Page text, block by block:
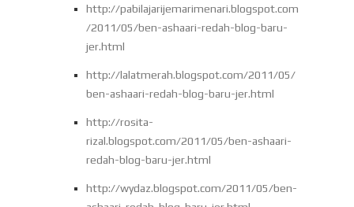
http://pabilajarijemarimenari.blogspot.com
/2011/05/ben-ashaari-redah-blog-baru-
jer.html
http://lalatmerah.blogspot.com/2011/05/
ben-ashaari-redah-blog-baru-jer.html
http://rosita-
rizal.blogspot.com/2011/05/ben-ashaari-
redah-blog-baru-jer.html
http://wydaz.blogspot.com/2011/05/ben-